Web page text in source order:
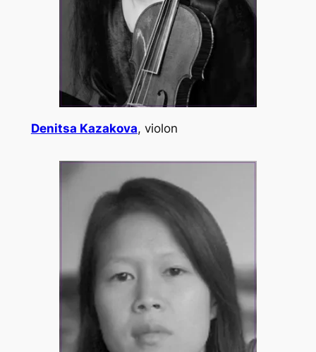
Denitsa Kazakova, violon